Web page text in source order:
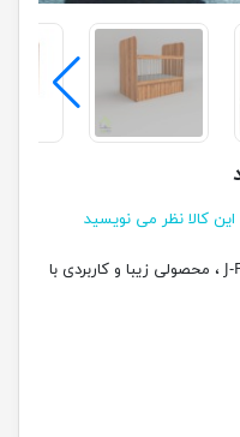
این کالا نظر می نویسید
تختخواب ساده کودک و نوزاد مدل J-FH291 ، محصولی زیبا و کاربردی با